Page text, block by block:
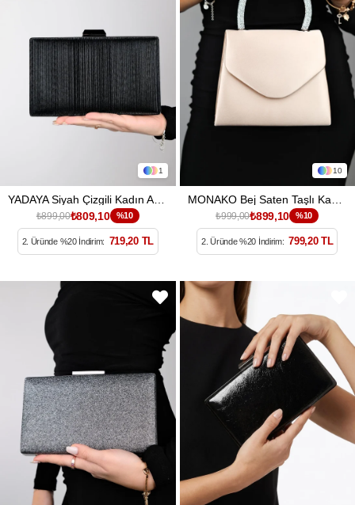
1
YADAYA Siyah Çizgili Kadın Abiye Çanta
₺899,00₺809,10 %10
2. Üründe %20 İndirim: 719,20 TL
10
MONAKO Bej Saten Taşlı Kadın El Çantası
₺999,00₺899,10 %10
2. Üründe %20 İndirim: 799,20 TL